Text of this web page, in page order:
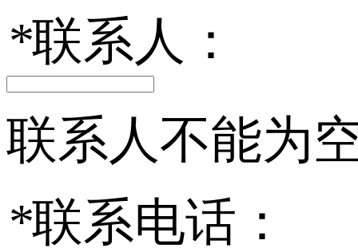
*联系人：
联系人不能为
*联系电话：